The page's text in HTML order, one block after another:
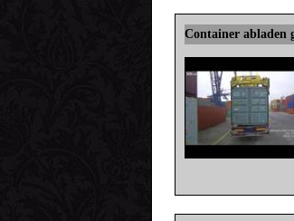
Container abladen